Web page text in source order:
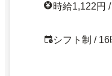
時給1,122円
シフト制 /